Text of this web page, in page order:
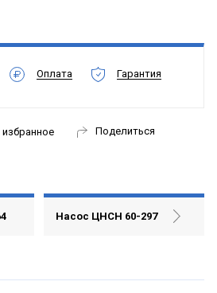
Оплата Гарантия
Поделиться
Насос ЦНСН 60-297